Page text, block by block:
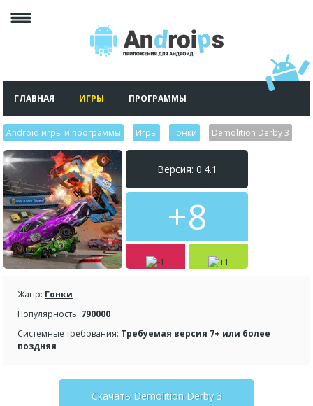
ГЛАВНАЯ ИГРЫ ПРОГРАММЫ
Android игры и программы Игры Гонки Demolition Derby 3
Версия: 0.4.1
+8
Жанр: Гонки
Популярность: 790000
Системные требования: Требуемая версия 7+ или более
поздняя
Скачать Demolition Derby 3